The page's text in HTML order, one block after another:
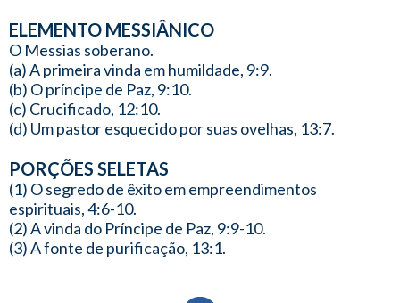
ELEMENTO MESSIÂNICO
O Messias soberano.
(a) A primeira vinda em humildade, 9:9.
(b) O príncipe de Paz, 9:10.
(c) Crucificado, 12:10.
(d) Um pastor esquecido por suas ovelhas, 13:7.
PORÇÕES SELETAS
(1) O segredo de êxito em empreendimentos
espirituais, 4:6-10.
(2) A vinda do Príncipe de Paz, 9:9-10.
(3) A fonte de purificação, 13:1.